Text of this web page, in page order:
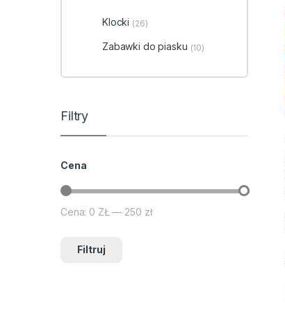
Klocki (26)
Zabawki do piasku (10)
Filtry
Cena
Cena min
Cena max
Filtruj
Cena: 0 ZŁ — 250 zł